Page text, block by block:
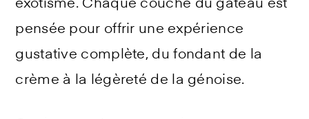
exotisme. Chaque couche du gâteau est
pensée pour offrir une expérience
gustative complète, du fondant de la
crème à la légèreté de la génoise.